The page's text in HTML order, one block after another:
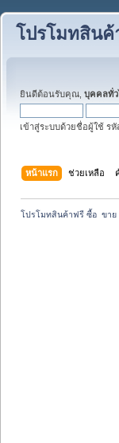
โปรโมทสินค้
ยินดีต้อนรับคุณ, บุคคลทั่ว
เข้าสู่ระบบด้วยชื่อผู้ใช้ ร
หน้าแรก ช่วยเหลือ
โปรโมทสินค้าฟรี ซื้อ  ขา